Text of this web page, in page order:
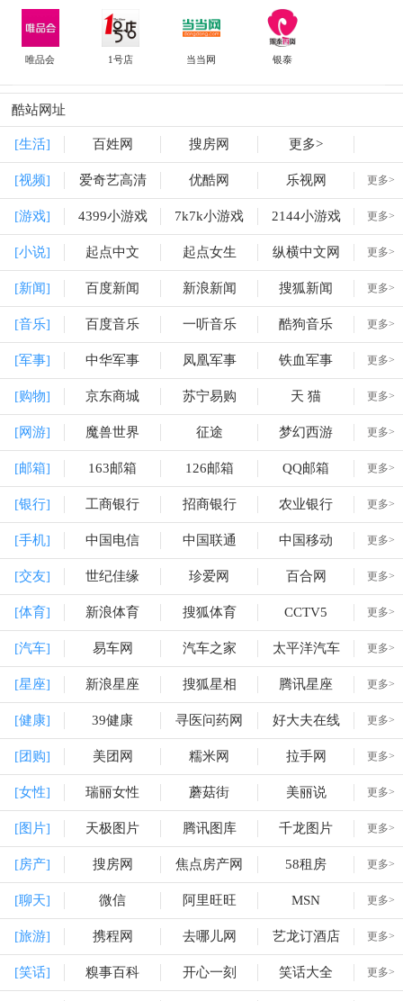
唯品会 1号店 当当网 银泰
酷站网址
[生活] 百姓网 搜房网 更多>
[视频] 爱奇艺高清 优酷网 乐视网 更多>
[游戏] 4399小游戏 7k7k小游戏 2144小游戏 更多>
[小说] 起点中文 起点女生 纵横中文网 更多>
[新闻] 百度新闻 新浪新闻 搜狐新闻 更多>
[音乐] 百度音乐 一听音乐 酷狗音乐 更多>
[军事] 中华军事 凤凰军事 铁血军事 更多>
[购物] 京东商城 苏宁易购 天 猫 更多>
[网游] 魔兽世界 征途 梦幻西游 更多>
[邮箱] 163邮箱 126邮箱 QQ邮箱 更多>
[银行] 工商银行 招商银行 农业银行 更多>
[手机] 中国电信 中国联通 中国移动 更多>
[交友] 世纪佳缘 珍爱网 百合网 更多>
[体育] 新浪体育 搜狐体育 CCTV5 更多>
[汽车] 易车网 汽车之家 太平洋汽车 更多>
[星座] 新浪星座 搜狐星相 腾讯星座 更多>
[健康] 39健康 寻医问药网 好大夫在线 更多>
[团购] 美团网 糯米网 拉手网 更多>
[女性] 瑞丽女性 蘑菇街 美丽说 更多>
[图片] 天极图片 腾讯图库 千龙图片 更多>
[房产] 搜房网 焦点房产网 58租房 更多>
[聊天] 微信 阿里旺旺 MSN 更多>
[旅游] 携程网 去哪儿网 艺龙订酒店 更多>
[笑话] 糗事百科 开心一刻 笑话大全 更多>